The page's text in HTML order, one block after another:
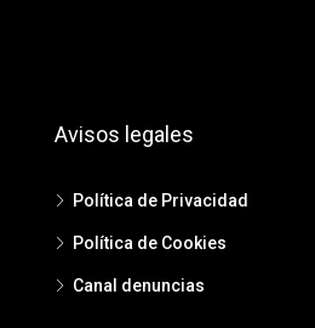
Avisos legales
Política de Privacidad
Política de Cookies
Canal denuncias